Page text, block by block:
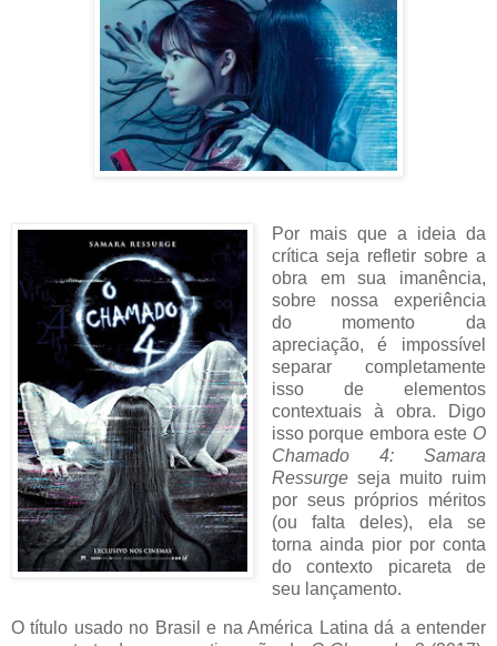
Por mais que a ideia da
crítica seja refletir sobre a
obra em sua imanência,
sobre nossa experiência
do momento da
apreciação, é impossível
separar completamente
isso de elementos
contextuais à obra. Digo
isso porque embora este O
Chamado 4: Samara
Ressurgeseja muito ruim
por seus próprios méritos
(ou falta deles), ela se
torna ainda pior por conta
do contexto picareta de
seu lançamento.
O título usado no Brasil e na América Latina dá a entender